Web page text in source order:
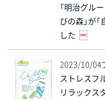
「明治グル
びの森」が
した
2023/10/04
ストレスフ
リラックス